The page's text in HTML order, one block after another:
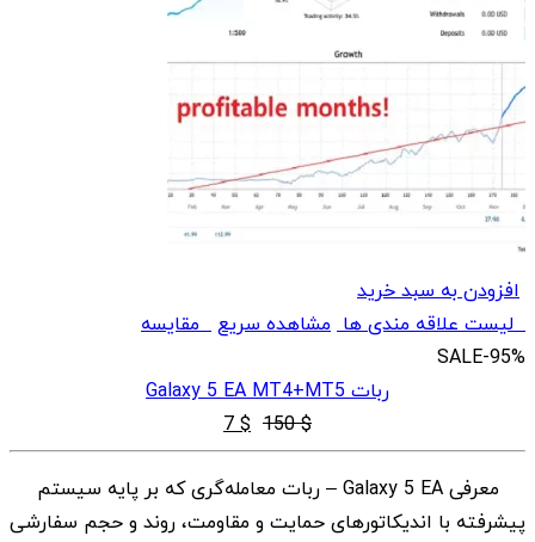
افزودن به سبد خرید
لیست علاقه مندی ها مشاهده سریعمقایسه
SALE-95%
ربات Galaxy 5 EA MT4+MT5
$
150
قیمت
اصلی
$ 150
بود.
$
7 قیمت
فعلی
$ 7
است.
معرفی Galaxy 5 EA – ربات معامله‌گری که بر پایه سیستم
پیشرفته با اندیکاتورهای حمایت و مقاومت، روند و حجم سفارشی